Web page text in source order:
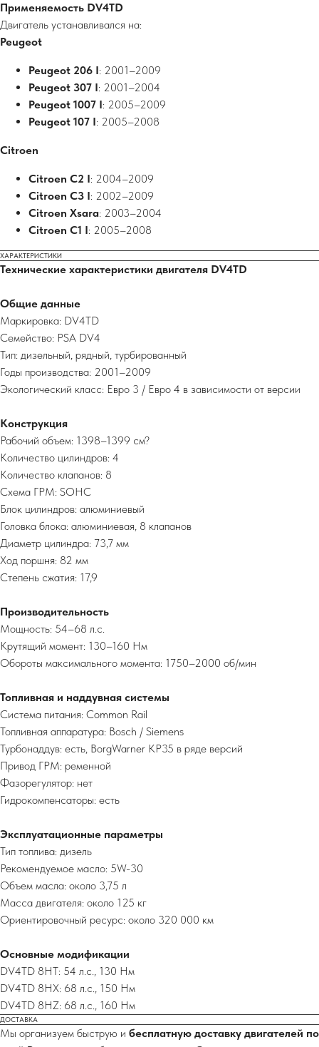
Применяемость DV4TD
Двигатель устанавливался на:
Peugeot
Peugeot 206 I: 2001–2009
Peugeot 307 I: 2001–2004
Peugeot 1007 I: 2005–2009
Peugeot 107 I: 2005–2008
Citroen
Citroen C2 I: 2004–2009
Citroen C3 I: 2002–2009
Citroen Xsara: 2003–2004
Citroen C1 I: 2005–2008
ХАРАКТЕРИСТИКИ
Технические характеристики двигателя DV4TD
Общие данные
Маркировка: DV4TD
Семейство: PSA DV4
Тип: дизельный, рядный, турбированный
Годы производства: 2001–2009
Экологический класс: Евро 3 / Евро 4 в зависимости от версии
Конструкция
Рабочий объем: 1398–1399 см?
Количество цилиндров: 4
Количество клапанов: 8
Схема ГРМ: SOHC
Блок цилиндров: алюминиевый
Головка блока: алюминиевая, 8 клапанов
Диаметр цилиндра: 73,7 мм
Ход поршня: 82 мм
Степень сжатия: 17,9
Производительность
Мощность: 54–68 л.с.
Крутящий момент: 130–160 Нм
Обороты максимального момента: 1750–2000 об/мин
Топливная и наддувная системы
Система питания: Common Rail
Топливная аппаратура: Bosch / Siemens
Турбонаддув: есть, BorgWarner KP35 в ряде версий
Привод ГРМ: ременной
Фазорегулятор: нет
Гидрокомпенсаторы: есть
Эксплуатационные параметры
Тип топлива: дизель
Рекомендуемое масло: 5W-30
Объем масла: около 3,75 л
Масса двигателя: около 125 кг
Ориентировочный ресурс: около 320 000 км
Основные модификации
DV4TD 8HT: 54 л.с., 130 Нм
DV4TD 8HX: 68 л.с., 150 Нм
DV4TD 8HZ: 68 л.с., 160 Нм
ДОСТАВКА
Мы организуем быструю и бесплатную доставку двигателей по